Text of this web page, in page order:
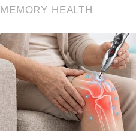
MEMORY HEALTH